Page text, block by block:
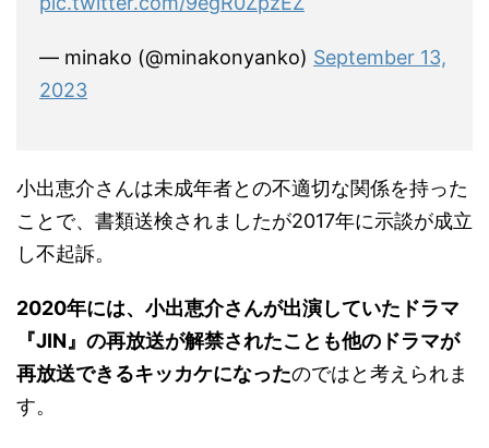
— minako (@minakonyanko) September 13,
2023
小出恵介さんは未成年者との不適切な関係を持った
ことで、書類送検されましたが2017年に示談が成立
し不起訴。
2020年には、小出恵介さんが出演していたドラマ
『JIN』の再放送が解禁されたことも他のドラマが
再放送できるキッカケになったのではと考えられま
す。